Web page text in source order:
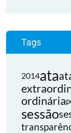
Tags
2014ata
ordinária
sessão